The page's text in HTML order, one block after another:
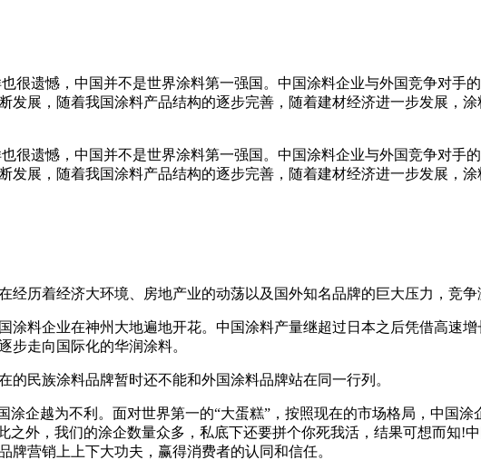
很遗憾，中国并不是世界涂料第一强国。中国涂料企业与外国竞争对手
展，随着我国涂料产品结构的逐步完善，随着建材经济进一步发展，
很遗憾，中国并不是世界涂料第一强国。中国涂料企业与外国竞争对手
展，随着我国涂料产品结构的逐步完善，随着建材经济进一步发展，
历着经济大环境、房地产业的动荡以及国外知名品牌的巨大压力，竞争
涂料企业在神州大地遍地开花。中国涂料产量继超过日本之后凭借高速
步走向国际化的华润涂料。
民族涂料品牌暂时还不能和外国涂料品牌站在同一行列。
企越为不利。面对世界第一的“大蛋糕”，按照现在的市场格局，中国
之外，我们的涂企数量众多，私底下还要拼个你死我活，结果可想而知!
营销上上下大功夫，赢得消费者的认同和信任。